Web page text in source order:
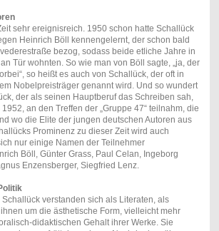
sehr ereignisreich. 1950 schon hatte Schallück
Heinrich Böll kennengelernt, der schon bald
bezog, sodass beide etliche Jahre in
Tür wohnten. So wie man von Böll sagte, „ja, der
so heißt es auch von Schallück, der oft in
Nobelpreisträger genannt wird. Und so wundert
der als seinen Hauptberuf das Schreiben sah,
an den Treffen der „Gruppe 47“ teilnahm, die
wo die Elite der jungen deutschen Autoren aus
Prominenz zu dieser Zeit wird auch
nur einige Namen der Teilnehmer
Böll, Günter Grass, Paul Celan, Ingeborg
Enzensberger, Siegfried Lenz.
verstanden sich als Literaten, als
um die ästhetische Form, vielleicht mehr
didaktischen Gehalt ihrer Werke. Sie